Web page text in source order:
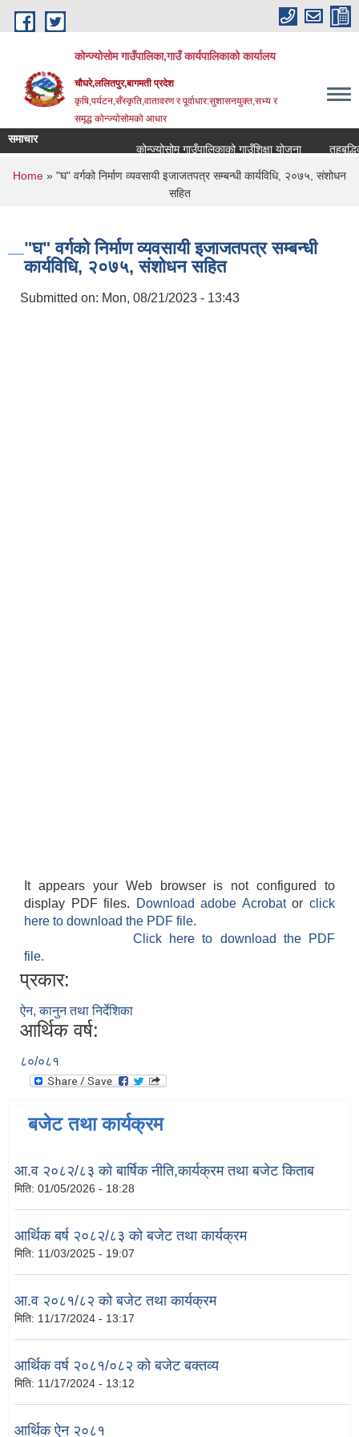
Skip to main content
कोन्ज्योसोम गाउँपालिका,गाउँ कार्यपालिकाको कार्यालय
चौघरे,ललितपुर,बागमती प्रदेश
कृषि,पर्यटन,सँस्कृति,वातावरण र पूर्वाधार:सुशासनयुक्त,सभ्य र
समृद्ध कोन्ज्योसोमको आधार
समाचार
कोन्ज्योसोम गाउँपालिकाको गाउँशिक्षा योजना
You are here
Home » "घ" वर्गको निर्माण व्यवसायी इजाजतपत्र सम्बन्धी कार्यविधि, २०७५, संशोधन
सहित
"घ" वर्गको निर्माण व्यवसायी इजाजतपत्र सम्बन्धी
कार्यविधि, २०७५, संशोधन सहित
Submitted on: Mon, 08/21/2023 - 13:43
It appears your Web browser is not configured to
display PDF files.
Download adobe Acrobatorclick
here to download the PDF file.
Click here to download the PDF
file.
प्रकार:
ऐन, कानुन तथा निर्देशिका
आर्थिक वर्ष:
८०/०८१
बजेट तथा कार्यक्रम
आ.व २०८२/८३ को बार्षिक नीति,कार्यक्रम तथा बजेट किताब
मिति: 01/05/2026 - 18:28
आर्थिक बर्ष २०८२/८३ को बजेट तथा कार्यक्रम
मिति: 11/03/2025 - 19:07
आ.व २०८१/८२ को बजेट तथा कार्यक्रम
मिति: 11/17/2024 - 13:17
आर्थिक वर्ष २०८१/०८२ को बजेट बक्तव्य
मिति: 11/17/2024 - 13:12
आर्थिक ऐन २०८१